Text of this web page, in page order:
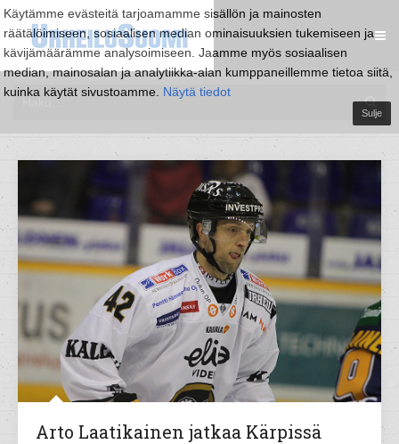
Käytämme evästeitä tarjoamamme sisällön ja mainosten
räätälöimiseen, sosiaalisen median ominaisuuksien tukemiseen ja
kävijämäärämme analysoimiseen. Jaamme myös sosiaalisen
median, mainosalan ja analytiikka-alan kumppaneillemme tietoa siitä,
kuinka käytät sivustoamme. Näytä tiedot
Sulje
Arto Laatikainen jatkaa Kärpissä